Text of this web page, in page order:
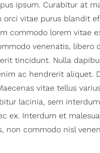
ipsum. Curabitur at
vitae purus blandit
commodo lorem vitae
venenatis, libero
tincidunt. Nulla
ac hendrerit aliquet.
vitae tellus
lacinia, sem
ex. Interdum et
non commodo nisl